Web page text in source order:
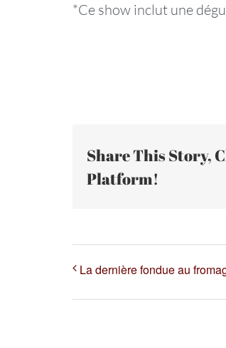
*Ce show inclut une
Share This Story,
Platform!
La dernière fondue au